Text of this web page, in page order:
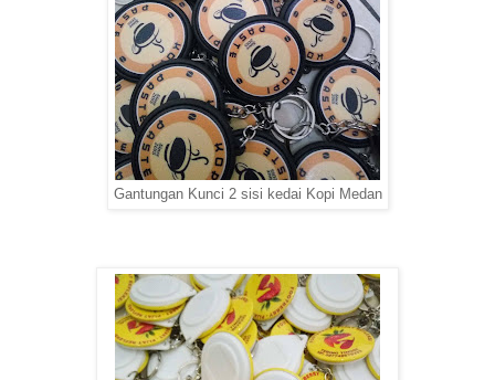
Gantungan Kunci 2 sisi kedai Kopi Medan